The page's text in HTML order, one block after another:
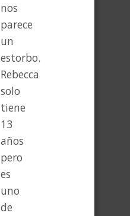
nos
parece
un
estorbo.
Rebecca
solo
tiene
13
años
pero
es
uno
de